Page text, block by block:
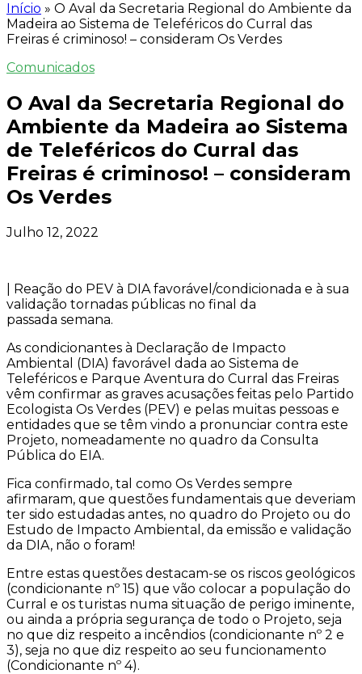
Início » O Aval da Secretaria Regional do Ambiente da
Madeira ao Sistema de Teleféricos do Curral das
Freiras é criminoso! – consideram Os Verdes
Comunicados
O Aval da Secretaria Regional do
Ambiente da Madeira ao Sistema
de Teleféricos do Curral das
Freiras é criminoso! – consideram
Os Verdes
Julho 12, 2022
| Reação do PEV à DIA favorável/condicionada e à sua
validação tornadas públicas no final da
passada semana.
As condicionantes à Declaração de Impacto
Ambiental (DIA) favorável dada ao Sistema de
Teleféricos e Parque Aventura do Curral das Freiras
vêm confirmar as graves acusações feitas pelo Partido
Ecologista Os Verdes (PEV) e pelas muitas pessoas e
entidades que se têm vindo a pronunciar contra este
Projeto, nomeadamente no quadro da Consulta
Pública do EIA.
Fica confirmado, tal como Os Verdes sempre
afirmaram, que questões fundamentais que deveriam
ter sido estudadas antes, no quadro do Projeto ou do
Estudo de Impacto Ambiental, da emissão e validação
da DIA, não o foram!
Entre estas questões destacam-se os riscos geológicos
(condicionante nº 15) que vão colocar a população do
Curral e os turistas numa situação de perigo iminente,
ou ainda a própria segurança de todo o Projeto, seja
no que diz respeito a incêndios (condicionante nº 2 e
3), seja no que diz respeito ao seu funcionamento
(Condicionante nº 4).